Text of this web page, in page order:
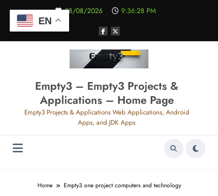
contenu
08/08/2026 9:36:28 PM
Empty3 – Empty3 Projects &
Applications – Home Page
Empty3 Projects & Applications Web Applications, Android
Apps, and JDK Apps
Home Empty3.one project computers and technology
EN